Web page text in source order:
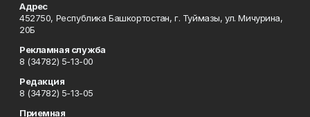
Адрес
452750, Республика Башкортостан, г. Туймазы, ул. Мичурина,
20Б
Рекламная служба
8 (34782) 5-13-00
Редакция
8 (34782) 5-13-05
Приемная